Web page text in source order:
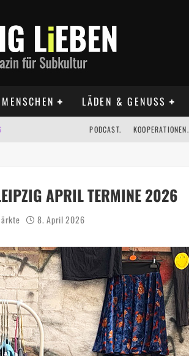
LÄDEN & GENUSS
PODCAST. KOOPERATIONEN.
APRIL TERMINE 2026
8. April 2026